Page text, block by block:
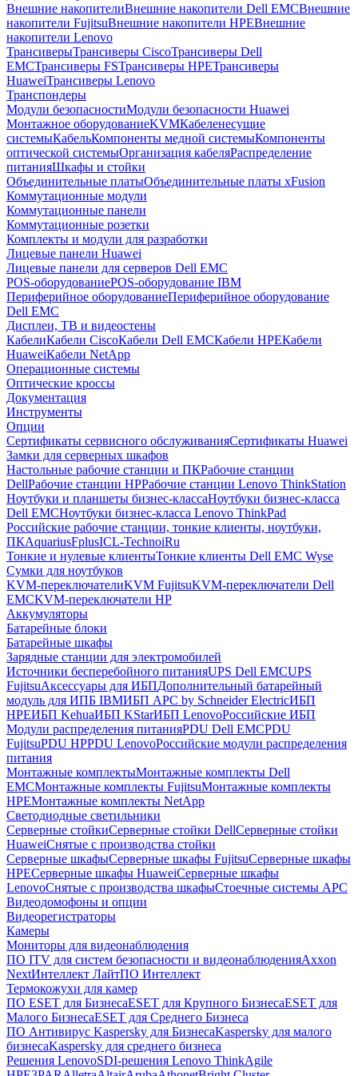
Внешние накопителиВнешние накопители Dell EMCВнешние
накопители FujitsuВнешние накопители HPEВнешние
накопители Lenovo
ТрансиверыТрансиверы CiscoТрансиверы Dell
EMCТрансиверы FSТрансиверы HPEТрансиверы
HuaweiТрансиверы Lenovo
Транспондеры
Модули безопасностиМодули безопасности Huawei
Монтажное оборудованиеKVMКабеленесущие
системыКабельКомпоненты медной системыКомпоненты
оптической системыОрганизация кабеляРаспределение
питанияШкафы и стойки
Объединительные платыОбъединительные платы xFusion
Коммутационные модули
Коммутационные панели
Коммутационные розетки
Комплекты и модули для разработки
Лицевые панели Huawei
Лицевые панели для серверов Dell EMC
POS-оборудованиеPOS-оборудование IBM
Периферийное оборудованиеПериферийное оборудование
Dell EMC
Дисплеи, ТВ и видеостены
КабелиКабели CiscoКабели Dell EMCКабели HPEКабели
HuaweiКабели NetApp
Операционные системы
Оптические кроссы
Документация
Инструменты
Опции
Сертификаты сервисного обслуживанияСертификаты Huawei
Замки для серверных шкафов
Настольные рабочие станции и ПКРабочие станции
DellРабочие станции HPРабочие станции Lenovo ThinkStation
Ноутбуки и планшеты бизнес-классаНоутбуки бизнес-класса
Dell EMCНоутбуки бизнес-класса Lenovo ThinkPad
Российские рабочие станции, тонкие клиенты, ноутбуки,
ПКAquariusFplusICL-TechnoiRu
Тонкие и нулевые клиентыТонкие клиенты Dell EMC Wyse
Сумки для ноутбуков
KVM-переключателиKVM FujitsuKVM-переключатели Dell
EMCKVM-переключатели HP
Аккумуляторы
Батарейные блоки
Батарейные шкафы
Зарядные станции для электромобилей
Источники бесперебойного питанияUPS Dell EMCUPS
FujitsuАксессуары для ИБПДополнительный батарейный
модуль для ИПБ IBMИБП APC by Schneider ElectricИБП
HPEИБП KehuaИБП KStarИБП LenovoРоссийские ИБП
Модули распределения питанияPDU Dell EMCPDU
FujitsuPDU HPPDU LenovoРоссийские модули распределения
питания
Монтажные комплектыМонтажные комплекты Dell
EMCМонтажные комплекты FujitsuМонтажные комплекты
HPEМонтажные комплекты NetApp
Светодиодные светильники
Серверные стойкиСерверные стойки DellСерверные стойки
HuaweiСнятые с производства стойки
Серверные шкафыСерверные шкафы FujitsuСерверные шкафы
HPEСерверные шкафы HuaweiСерверные шкафы
LenovoСнятые с производства шкафыСтоечные системы APC
Видеодомофоны и опции
Видеорегистраторы
Камеры
Мониторы для видеонаблюдения
ПО ITV для систем безопасности и видеонаблюденияAxxon
NextИнтеллект ЛайтПО Интеллект
Термокожухи для камер
ПО ESET для БизнесаESET для Крупного БизнесаESET для
Малого БизнесаESET для Среднего Бизнеса
ПО Антивирус Kaspersky для БизнесаKaspersky для малого
бизнесаKaspersky для среднего бизнеса
Решения LenovoSDI-решения Lenovo ThinkAgile